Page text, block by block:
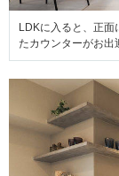
LDKに入ると、正
たカウンターがお出